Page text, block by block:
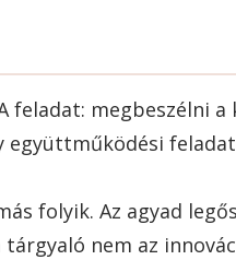
feladat: megbeszélni a
együttműködési
folyik. Az agyad
nem az